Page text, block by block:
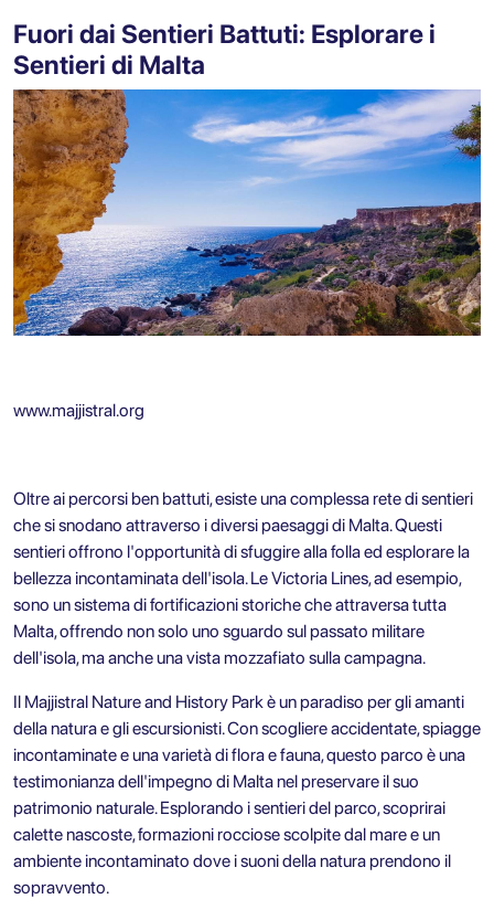
Fuori dai Sentieri Battuti: Esplorare i
Sentieri di Malta
www.majjistral.org
Oltre ai percorsi ben battuti, esiste una complessa rete di sentieri
che si snodano attraverso i diversi paesaggi di Malta. Questi
sentieri offrono l'opportunità di sfuggire alla folla ed esplorare la
bellezza incontaminata dell'isola. Le Victoria Lines, ad esempio,
sono un sistema di fortificazioni storiche che attraversa tutta
Malta, offrendo non solo uno sguardo sul passato militare
dell'isola, ma anche una vista mozzafiato sulla campagna.
Il Majjistral Nature and History Park è un paradiso per gli amanti
della natura e gli escursionisti. Con scogliere accidentate, spiagge
incontaminate e una varietà di flora e fauna, questo parco è una
testimonianza dell'impegno di Malta nel preservare il suo
patrimonio naturale. Esplorando i sentieri del parco, scoprirai
calette nascoste, formazioni rocciose scolpite dal mare e un
ambiente incontaminato dove i suoni della natura prendono il
sopravvento.